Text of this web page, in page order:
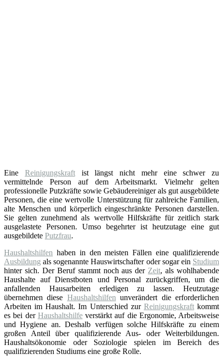
Eine Reinigungskraftist längst nicht mehr eine schwer zu
vermittelnde Person auf dem Arbeitsmarkt. Vielmehr gelten
professionelle Putzkräfte sowie Gebäudereiniger als gut ausgebildete
Personen, die eine wertvolle Unterstützung für zahlreiche Familien,
alte Menschen und körperlich eingeschränkte Personen darstellen.
Sie gelten zunehmend als wertvolle Hilfskräfte für zeitlich stark
ausgelastete Personen. Umso begehrter ist heutzutage eine gut
ausgebildete Putzfrau.
Haushaltshilfen haben in den meisten Fällen eine qualifizierende
Ausbildung als sogenannte Hauswirtschafter oder sogar ein Studium
hinter sich. Der Beruf stammt noch aus der Zeit, als wohlhabende
Haushalte auf Dienstboten und Personal zurückgriffen, um die
anfallenden Hausarbeiten erledigen zu lassen. Heutzutage
übernehmen diese Haushaltshilfen unverändert die erforderlichen
Arbeiten im Haushalt. Im Unterschied zur Reinigungskraftkommt
es bei der Haushaltshilfeverstärkt auf die Ergonomie, Arbeitsweise
und Hygiene an. Deshalb verfügen solche Hilfskräfte zu einem
großen Anteil über qualifizierende Aus- oder Weiterbildungen.
Haushaltsökonomie oder Soziologie spielen im Bereich des
qualifizierenden Studiums eine große Rolle.